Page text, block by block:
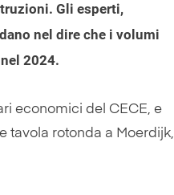
Gli esperti,
nel dire che i volumi
2024.
economici del CECE, e
tavola rotonda a Moerdijk,